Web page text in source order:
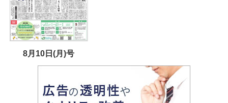
8月10日(月)号